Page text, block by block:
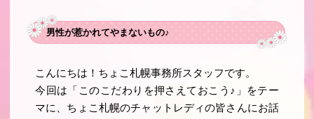
男性が惹かれてやまないもの♪
こんにちは！ちょこ札幌事務所スタッフです。
今回は「このこだわりを押さえておこう♪」をテー
マに、ちょこ札幌のチャットレディの皆さんにお話